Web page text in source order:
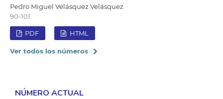
Pedro Miguel Velásquez Velásquez
90-101
PDF HTML
Ver todos los números
NÚMERO ACTUAL